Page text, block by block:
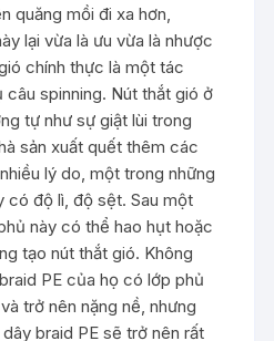
quăng mồi đi xa hơn,
lại vừa là ưu vừa là nhược
chính thực là một tác
spinning. Nút thắt gió ở
tự như sự giật lùi trong
sản xuất quết thêm các
lý do, một trong những
có độ lì, độ sệt. Sau một
này có thể hao hụt hoặc
tạo nút thắt gió. Không
PE của họ có lớp phủ
trở nên nặng nề, nhưng
braid PE sẽ trở nên rất